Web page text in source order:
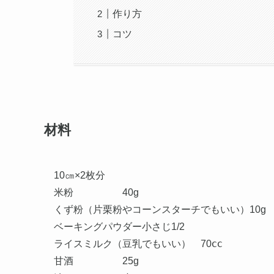
作り方
コツ
材料
10㎝×2枚分
米粉 40g
くず粉（片栗粉やコーンスターチでもいい）
ベーキングパウダー小さじ1/2
ライスミルク（豆乳でもいい） 70ⅽⅽ
甘酒 25g